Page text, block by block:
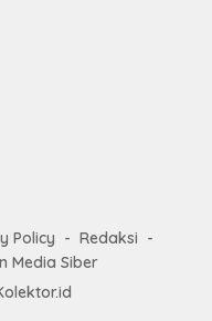
Policy
Redaksi
Media Siber